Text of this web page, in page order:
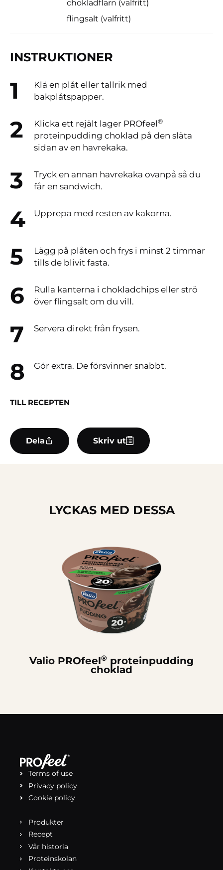
chokladflarn (valfritt)
flingsalt (valfritt)
INSTRUKTIONER
Klä en plåt eller tallrik med
bakplåtspapper.
Klicka ett rejält lager PROfeel®
proteinpudding choklad på den släta
sidan av en havrekaka.
Tryck en annan havrekaka ovanpå så du
får en sandwich.
Upprepa med resten av kakorna.
Lägg på plåten och frys i minst 2 timmar
tills de blivit fasta.
Rulla kanterna i chokladchips eller strö
över flingsalt om du vill.
Servera direkt från frysen.
Gör extra. De försvinner snabbt.
TILL RECEPTEN
Dela Skriv ut
LYCKAS MED DESSA
Valio PROfeel® proteinpudding
choklad
Terms of use
Privacy policy
Cookie policy
Produkter
Recept
Vår historia
Proteinskolan